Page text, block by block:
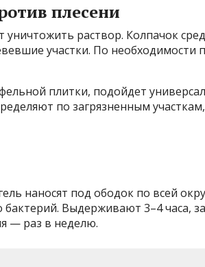
плесени
уничтожить раствор. Колпачок
участки. По необходимости
плитки, подойдет
по загрязненным
наносят под ободок по всей
бактерий. Выдерживают 3–4 часа,
— раз в неделю.